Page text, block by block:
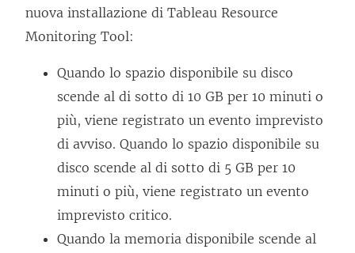
nuova installazione di Tableau Resource
Monitoring Tool:
Quando lo spazio disponibile su disco
scende al di sotto di 10 GB per 10 minuti o
più, viene registrato un evento imprevisto
di avviso. Quando lo spazio disponibile su
disco scende al di sotto di 5 GB per 10
minuti o più, viene registrato un evento
imprevisto critico.
Quando la memoria disponibile scende al